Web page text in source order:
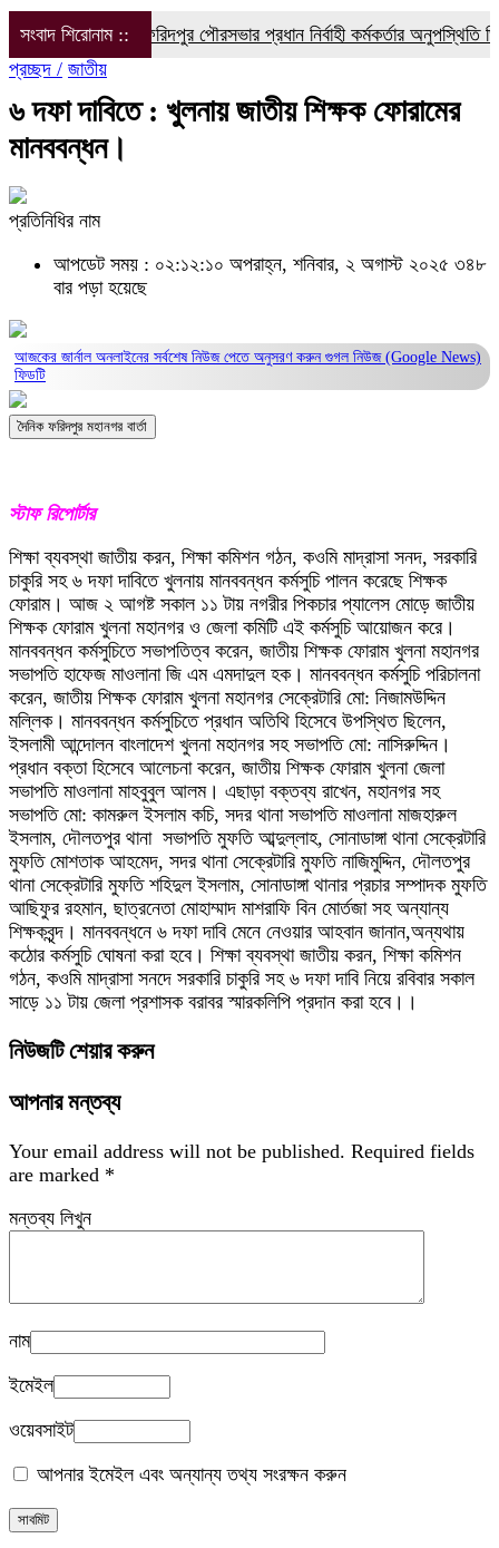
সংবাদ শিরোনাম ::
রাষ্ট্রীয় কর্মসূচিতে ফরিদপুর পৌরসভার প্রধান নির্বাহী কর্মকর্তার অনুপস্থিতি ঘিরে
প্রচ্ছদ / জাতীয়
৬ দফা দাবিতে : খুলনায় জাতীয় শিক্ষক ফোরামের
মানববন্ধন।
প্রতিনিধির নাম
আপডেট সময় : ০২:১২:১০ অপরাহ্ন, শনিবার, ২ অগাস্ট ২০২৫ ৩৪৮
বার পড়া হয়েছে
আজকের জার্নাল অনলাইনের সর্বশেষ নিউজ পেতে অনুসরণ করুন গুগল নিউজ (Google News)
ফিডটি
দৈনিক ফরিদপুর মহানগর বার্তা
স্টাফ রিপোর্টার
শিক্ষা ব্যবস্থা জাতীয় করন, শিক্ষা কমিশন গঠন, কওমি মাদ্রাসা সনদ, সরকারি
চাকুরি সহ ৬ দফা দাবিতে খুলনায় মানববন্ধন কর্মসুচি পালন করেছে শিক্ষক
ফোরাম। আজ ২ আগষ্ট সকাল ১১ টায় নগরীর পিকচার প্যালেস মোড়ে জাতীয়
শিক্ষক ফোরাম খুলনা মহানগর ও জেলা কমিটি এই কর্মসুচি আয়োজন করে।
মানববন্ধন কর্মসুচিতে সভাপতিত্ব করেন, জাতীয় শিক্ষক ফোরাম খুলনা মহানগর
সভাপতি হাফেজ মাওলানা জি এম এমদাদুল হক। মানববন্ধন কর্মসুচি পরিচালনা
করেন, জাতীয় শিক্ষক ফোরাম খুলনা মহানগর সেক্রেটারি মো: নিজামউদ্দিন
মল্লিক। মানববন্ধন কর্মসুচিতে প্রধান অতিথি হিসেবে উপস্থিত ছিলেন,
ইসলামী আন্দোলন বাংলাদেশ খুলনা মহানগর সহ সভাপতি মো: নাসিরুদ্দিন।
প্রধান বক্তা হিসেবে আলেচনা করেন, জাতীয় শিক্ষক ফোরাম খুলনা জেলা
সভাপতি মাওলানা মাহবুবুল আলম। এছাড়া বক্তব্য রাখেন, মহানগর সহ
সভাপতি মো: কামরুল ইসলাম কচি, সদর থানা সভাপতি মাওলানা মাজহারুল
ইসলাম, দৌলতপুর থানা সভাপতি মুফতি আব্দুল্লাহ, সোনাডাঙ্গা থানা সেক্রেটারি
মুফতি মোশতাক আহমেদ, সদর থানা সেক্রেটারি মুফতি নাজিমুদ্দিন, দৌলতপুর
থানা সেক্রেটারি মুফতি শহিদুল ইসলাম, সোনাডাঙ্গা থানার প্রচার সম্পাদক মুফতি
আছিফুর রহমান, ছাত্রনেতা মোহাম্মাদ মাশরাফি বিন মোর্তজা সহ অন্যান্য
শিক্ষকবৃন্দ। মানববন্ধনে ৬ দফা দাবি মেনে নেওয়ার আহবান জানান,অন্যথায়
কঠোর কর্মসুচি ঘোষনা করা হবে। শিক্ষা ব্যবস্থা জাতীয় করন, শিক্ষা কমিশন
গঠন, কওমি মাদ্রাসা সনদে সরকারি চাকুরি সহ ৬ দফা দাবি নিয়ে রবিবার সকাল
সাড়ে ১১ টায় জেলা প্রশাসক বরাবর স্মারকলিপি প্রদান করা হবে।।
নিউজটি শেয়ার করুন
আপনার মন্তব্য
Your email address will not be published. Required fields
are marked *
মন্তব্য লিখুন
নাম
ইমেইল
ওয়েবসাইট
আপনার ইমেইল এবং অন্যান্য তথ্য সংরক্ষন করুন